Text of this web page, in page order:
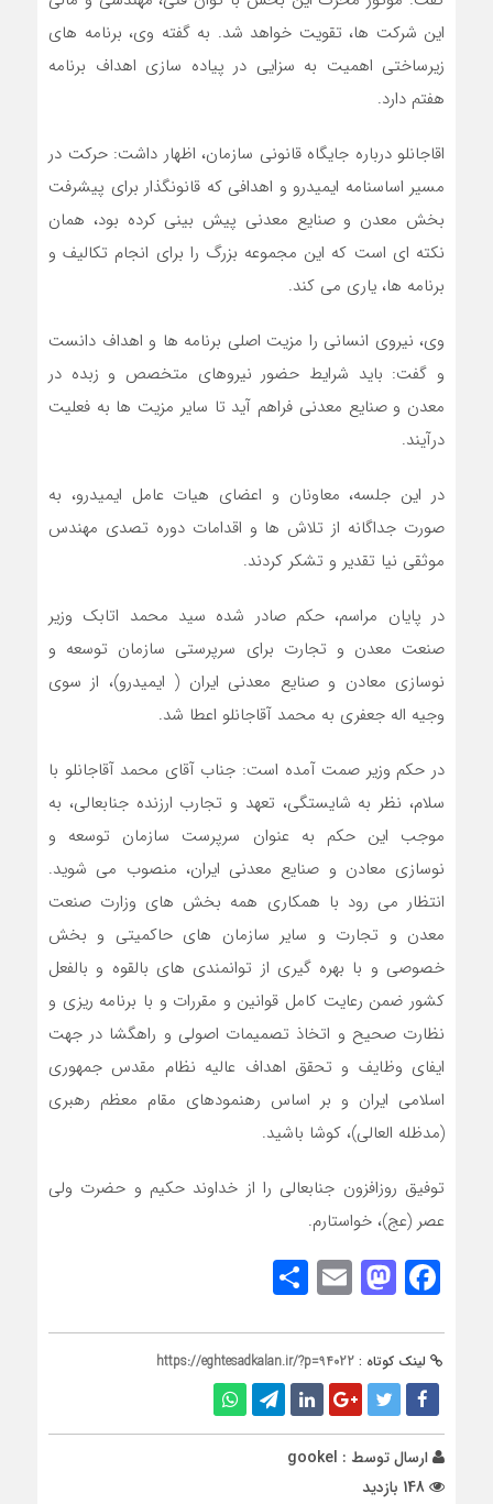
این شرکت ها، تقویت خواهد شد. به گفته وی، برنامه های
زیرساختی اهمیت به سزایی در پیاده سازی اهداف برنامه
هفتم دارد.
اقاجانلو درباره جایگاه قانونی سازمان، اظهار داشت: حرکت در
مسیر اساسنامه ایمیدرو و اهدافی که قانونگذار برای پیشرفت
بخش معدن و صنایع معدنی پیش بینی کرده بود، همان
نکته ای است که این مجموعه بزرگ را برای انجام تکالیف و
برنامه ها، یاری می کند.
وی، نیروی انسانی را مزیت اصلی برنامه ها و اهداف دانست
و گفت: باید شرایط حضور نیروهای متخصص و زبده در
معدن و صنایع معدنی فراهم آید تا سایر مزیت ها به فعلیت
درآیند.
در این جلسه، معاونان و اعضای هیات عامل ایمیدرو، به
صورت جداگانه از تلاش ها و اقدامات دوره تصدی مهندس
موثقی نیا تقدیر و تشکر کردند.
در پایان مراسم، حکم صادر شده سید محمد اتابک وزیر
صنعت معدن و تجارت برای سرپرستی سازمان توسعه و
نوسازی معادن و صنایع معدنی ایران ( ایمیدرو)، از سوی
وجیه اله جعفری به محمد آقاجانلو اعطا شد.
در حکم وزیر صمت آمده است: جناب آقای محمد آقاجانلو با
سلام، نظر به شایستگی، تعهد و تجارب ارزنده جنابعالی، به
موجب این حکم به عنوان سرپرست سازمان توسعه و
نوسازی معادن و صنایع معدنی ایران، منصوب می شوید.
انتظار می رود با همکاری همه بخش های وزارت صنعت
معدن و تجارت و سایر سازمان های حاکمیتی و بخش
خصوصی و با بهره گیری از توانمندی های بالقوه و بالفعل
کشور ضمن رعایت کامل قوانین و مقررات و با برنامه ریزی و
نظارت صحیح و اتخاذ تصمیمات اصولی و راهگشا در جهت
ایفای وظایف و تحقق اهداف عالیه نظام مقدس جمهوری
اسلامی ایران و بر اساس رهنمودهای مقام معظم رهبری
(مدظله العالی)، کوشا باشید.
توفیق روزافزون جنابعالی را از خداوند حکیم و حضرت ولی
عصر (عج)، خواستارم.
Facebook
Mastodon
Email
لینک کوتاه : https://eghtesadkalan.ir/?p=94022
ارسال توسط : gookel